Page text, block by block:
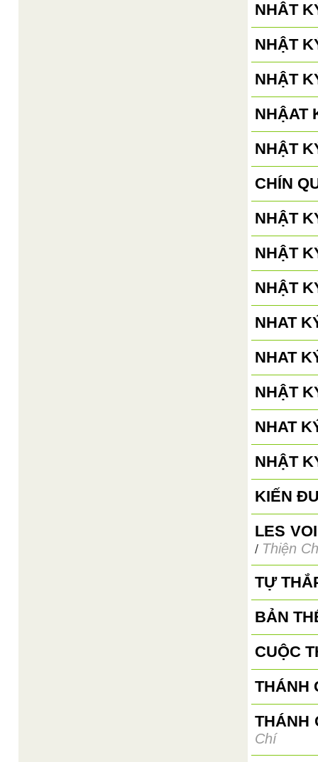
NHÂT
NHẬT
NHẬT
NHẬAT
NHẬT
CHÍN
NHẬT
NHẬT
NHẬT
NHAT
NHAT
NHẬT
NHAT
NHẬT
KIẾN
LES
/ Thiện
TỰ
BẢN
CUỘC
THÁNH
THÁNH
Chí